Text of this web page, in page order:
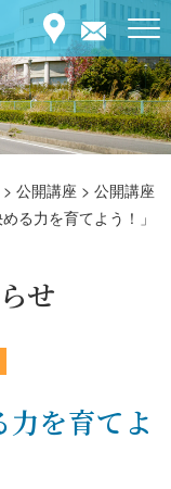
> 公開講座 > 公開講座
める力を育てよう！」
せ
を育てよ